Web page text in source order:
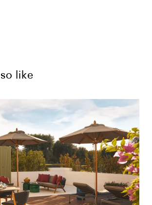
like